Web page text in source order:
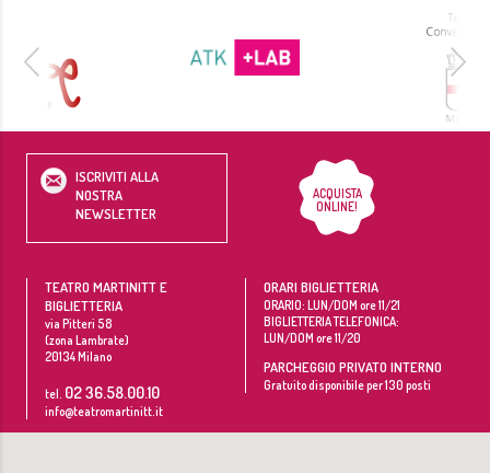
ISCRIVITI ALLA
NOSTRA
NEWSLETTER
ACQUISTA
ONLINE!
TEATRO MARTINITT E
BIGLIETTERIA
via Pitteri 58
(zona Lambrate)
20134Milano
tel. 02 36.58.00.10
info@teatromartinitt.it
ORARI BIGLIETTERIA
ORARIO: LUN/DOM ore 11/21
BIGLIETTERIA TELEFONICA:
LUN/DOM ore 11/20
PARCHEGGIO PRIVATO INTERNO
Gratuito disponibile per 130 posti